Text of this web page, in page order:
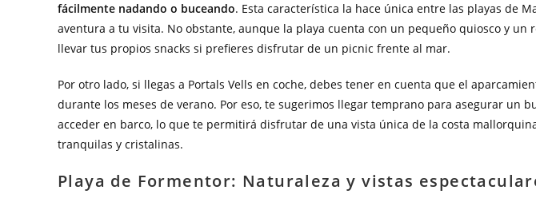
fácilmente nadando o buceando. Esta característica la hace única entre las playas de
aventura a tu visita. No obstante, aunque la playa cuenta con un pequeño quiosco y un
llevar tus propios snacks si prefieres disfrutar de un picnic frente al mar.
Por otro lado, si llegas a Portals Vells en coche, debes tener en cuenta que el
durante los meses de verano. Por eso, te sugerimos llegar temprano para asegurar un
acceder en barco, lo que te permitirá disfrutar de una vista única de la costa
tranquilas y cristalinas.
Playa de Formentor: Naturaleza y vistas